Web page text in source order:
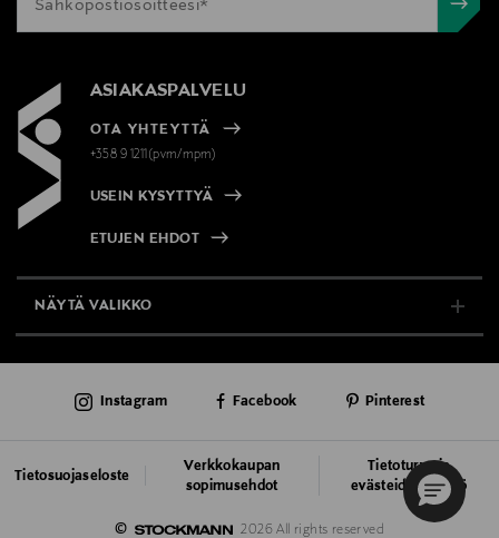
ASIAKASPALVELU
OTA YHTEYTTÄ
+358 9 1211(pvm/mpm)
USEIN KYSYTTYÄ
ETUJEN EHDOT
NÄYTÄ VALIKKO
AJANKOHTAISTA
©
2026 All rights reserved
Tietosuojaseloste
Verkkokaupan
sopimusehdot
Tietoturva ja
evästeiden käyttö
Instagram Facebook Pinterest